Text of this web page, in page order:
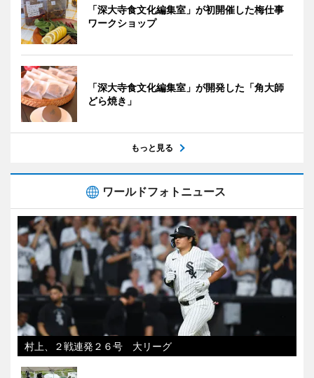
「深大寺食文化編集室」が初開催した梅仕事
ワークショップ
「深大寺食文化編集室」が開発した「角大師
どら焼き」
もっと見る
ワールドフォトニュース
村上、２戦連発２６号 大リーグ